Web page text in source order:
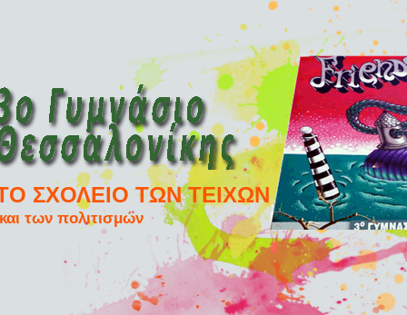
ΣΧΟΛΕΙΟ ΤΩΝ ΤΕΙΧΩΝ
και των πολιτισμών